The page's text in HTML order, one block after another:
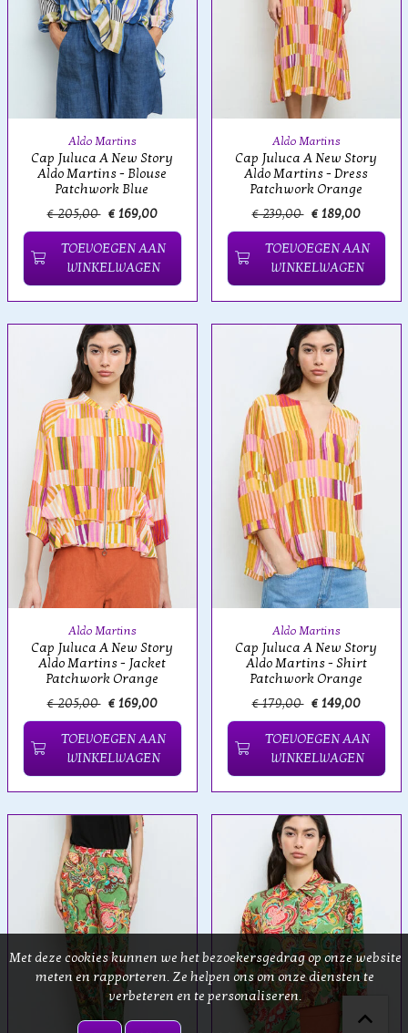
Aldo Martins
Cap Juluca A New Story
Aldo Martins - Blouse
Patchwork Blue
€ 205,00 € 169,00
TOEVOEGEN AAN
WINKELWAGEN
Aldo Martins
Cap Juluca A New Story
Aldo Martins - Dress
Patchwork Orange
€ 239,00 € 189,00
TOEVOEGEN AAN
WINKELWAGEN
Aldo Martins
Cap Juluca A New Story
Aldo Martins - Jacket
Patchwork Orange
€ 205,00 € 169,00
TOEVOEGEN AAN
WINKELWAGEN
Aldo Martins
Cap Juluca A New Story
Aldo Martins - Shirt
Patchwork Orange
€ 179,00 € 149,00
TOEVOEGEN AAN
WINKELWAGEN
Met deze cookies kunnen we het bezoekersgedrag op onze website
meten en rapporteren. Ze helpen ons om onze diensten te
verbeteren en te personaliseren.